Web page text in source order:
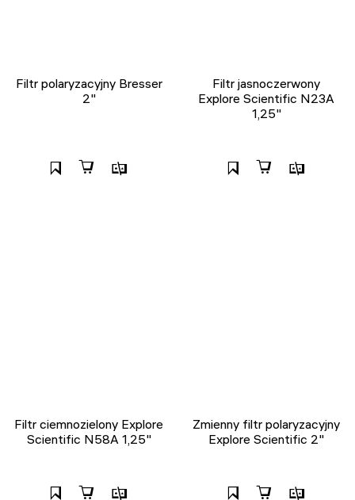
Filtr polaryzacyjny Bresser
2"
Filtr jasnoczerwony
Explore Scientific N23A
1,25"
Filtr ciemnozielony Explore
Scientific N58A 1,25"
Zmienny filtr polaryzacyjny
Explore Scientific 2"